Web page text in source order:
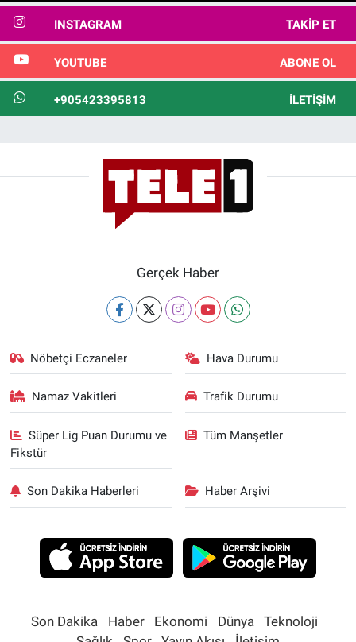
INSTAGRAM TAKIP ET
YOUTUBE ABONE OL
+905423395813 İLETIŞIM
Gerçek Haber
Nöbetçi Eczaneler Hava Durumu
Namaz Vakitleri Trafik Durumu
Süper Lig Puan Durumu ve
Fikstür
Tüm Manşetler
Son Dakika Haberleri Haber Arşivi
Son Dakika Haber Ekonomi Dünya
Teknoloji